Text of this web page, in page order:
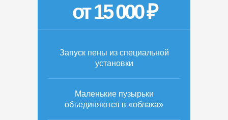
от 15 000 ₽
Запуск пены из специальной
установки
Маленькие пузырьки
объединяются в «облака»